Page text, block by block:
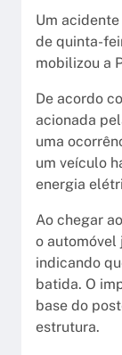
Um
de quinta-
mobilizou a
De acordo
acionada
uma
um veículo
energia
Ao chegar
o automóvel
indicando
batida. O
base do
estrutura.